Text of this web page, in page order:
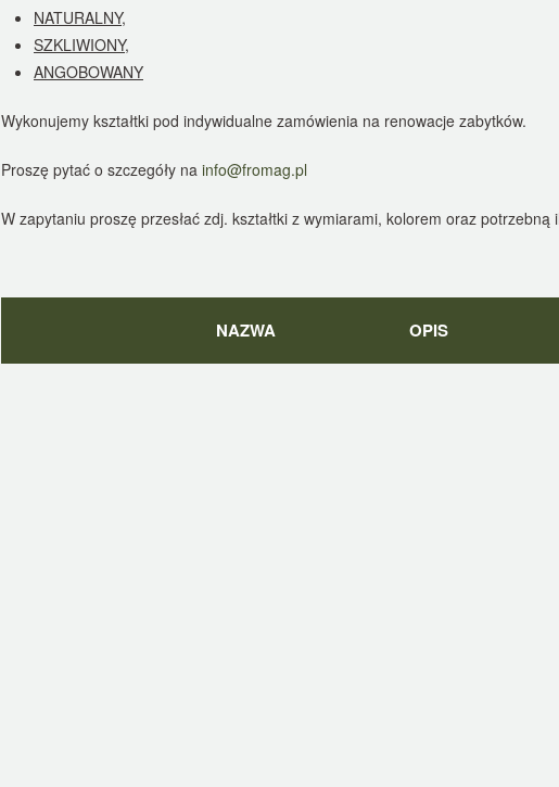
NATURALNY,
SZKLIWIONY,
ANGOBOWANY
Wykonujemy kształtki pod indywidualne zamówienia na renowacje zabytków.
Proszę pytać o szczegóły na info@fromag.pl
W zapytaniu proszę przesłać zdj. kształtki z wymiarami, kolorem oraz potrzebną
NAZWA OPIS